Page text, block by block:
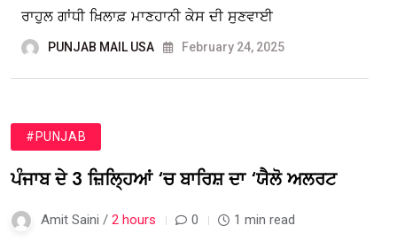
ਰਾਹੁਲ ਗਾਂਧੀ ਖ਼ਿਲਾਫ਼ ਮਾਣਹਾਨੀ ਕੇਸ ਦੀ ਸੁਣਵਾਈ
PUNJAB MAIL USA February 24, 2025
#PUNJAB
ਪੰਜਾਬ ਦੇ 3 ਜ਼ਿਲ੍ਹਿਆਂ ‘ਚ ਬਾਰਿਸ਼ ਦਾ ‘ਯੈਲੋ ਅਲਰਟ
Amit Saini / 2 hours 0 1 min read